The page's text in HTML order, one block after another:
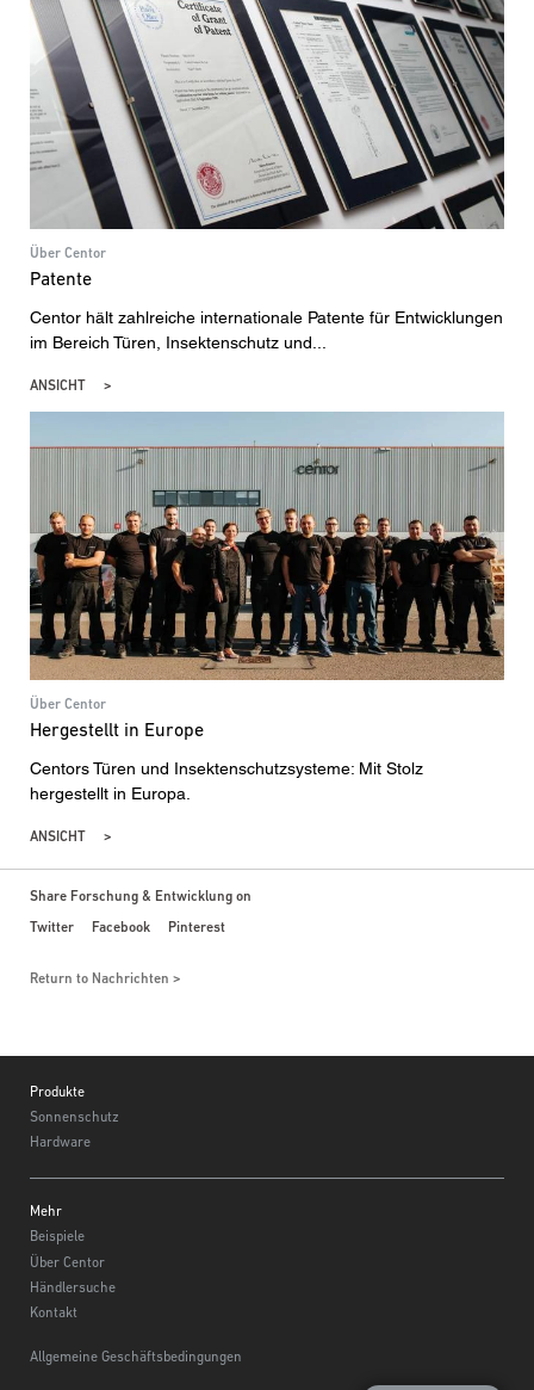
Über Centor
Patente
Centor hält zahlreiche internationale Patente für Entwicklungen
im Bereich Türen, Insektenschutz und...
ANSICHT
Über Centor
Hergestellt in Europe
Centors Türen und Insektenschutzsysteme: Mit Stolz
hergestellt in Europa.
ANSICHT
Share Forschung & Entwicklung on
Twitter
Facebook Pinterest
Return to Nachrichten
Produkte
Sonnenschutz
Hardware
Mehr
Beispiele
Über Centor
Händlersuche
Kontakt
Allgemeine Geschäftsbedingungen